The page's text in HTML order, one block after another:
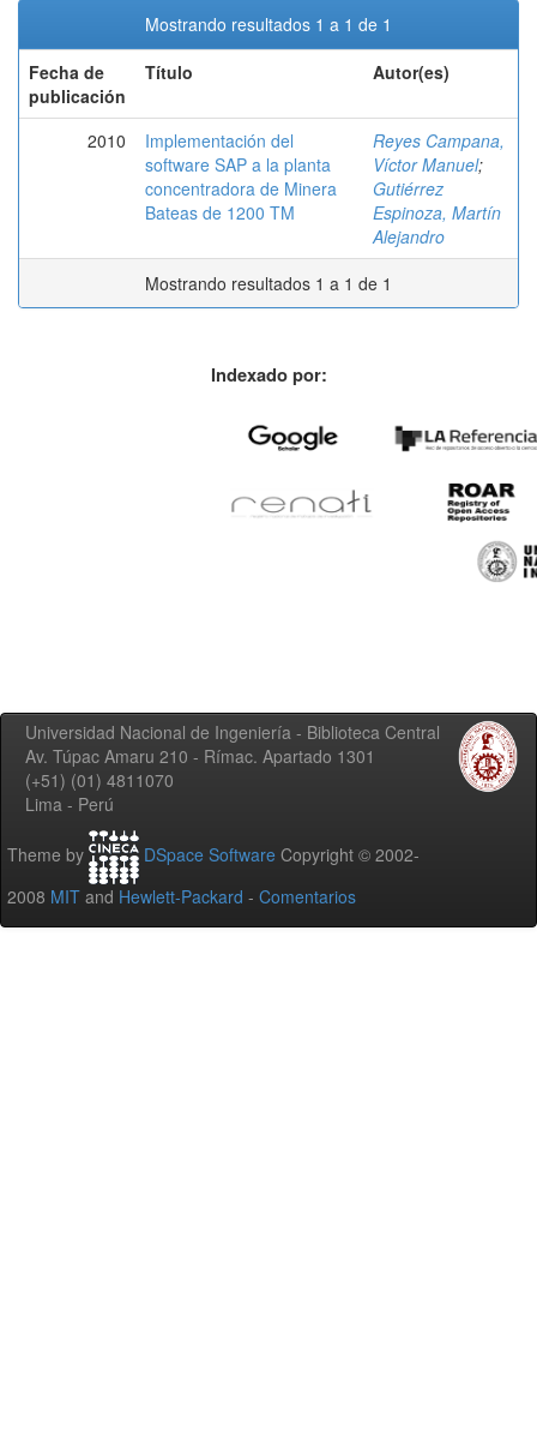
Mostrando resultados 1 a 1 de 1
Fecha de
publicación
Título Autor(es)
2010
Implementación del
software SAP a la planta
concentradora de Minera
Bateas de 1200 TM
Reyes Campana,
Víctor Manuel;
Gutiérrez
Espinoza, Martín
Alejandro
Mostrando resultados 1 a 1 de 1
Indexado por:
Universidad Nacional de Ingeniería - Biblioteca Central
Av. Túpac Amaru 210 - Rímac. Apartado 1301
(+51) (01) 4811070
Lima - Perú
Theme by DSpace Software Copyright © 2002-
2008 MIT and Hewlett-Packard - Comentarios